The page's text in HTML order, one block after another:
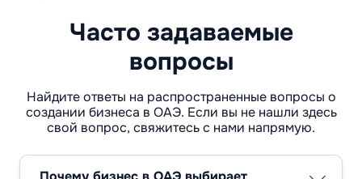
Часто задаваемые
вопросы
Найдите ответы на распространенные вопросы о
создании бизнеса в ОАЭ. Если вы не нашли здесь
свой вопрос, свяжитесь с нами напрямую.